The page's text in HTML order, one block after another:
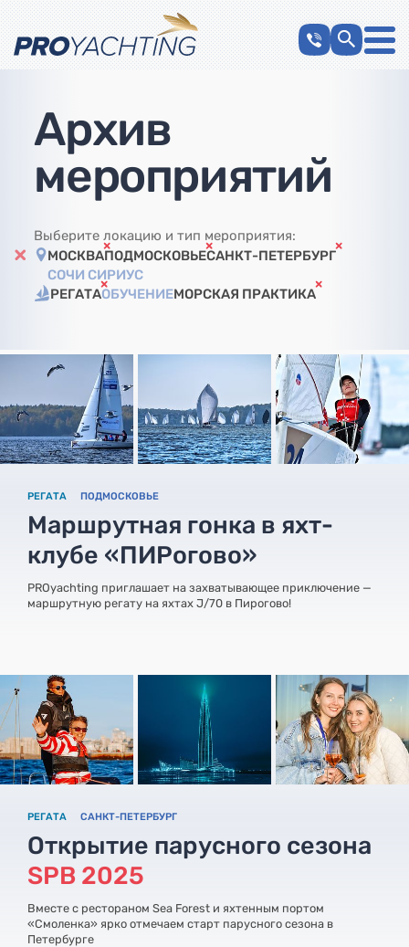
Архив
мероприятий
Выберите локацию и тип мероприятия:
МОСКВАПОДМОСКОВЬЕСАНКТ-ПЕТЕРБУРГ
СОЧИ СИРИУС
РЕГАТАОБУЧЕНИЕМОРСКАЯ ПРАКТИКА
РЕГАТА ПОДМОСКОВЬЕ
Маршрутная гонка в яхт-
клубе «ПИРогово»
PROyachting приглашает на захватывающее приключение —
маршрутную регату на яхтах J/70 в Пирогово!
РЕГАТА САНКТ-ПЕТЕРБУРГ
Открытие парусного сезона
SPB 2025
Вместе с рестораном Sea Forest и яхтенным портом
«Смоленка» ярко отмечаем старт парусного сезона в
Петербурге